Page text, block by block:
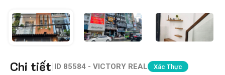
Chi tiết ID 85584 - VICTORY REAL Xác Thực